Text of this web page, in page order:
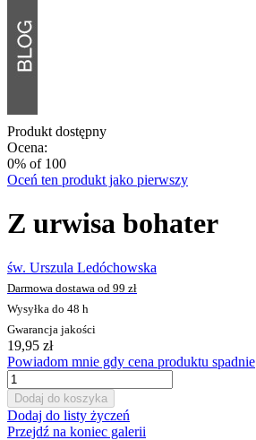
Produkt dostępny
Ocena:
0% of 100
Oceń ten produkt jako pierwszy
Z urwisa bohater
św. Urszula Ledóchowska
Darmowa dostawa od 99 zł
Wysyłka do 48 h
Gwarancja jakości
19,95 zł
Powiadom mnie gdy cena produktu spadnie
Dodaj do koszyka
Dodaj do listy życzeń
Przejdź na koniec galerii